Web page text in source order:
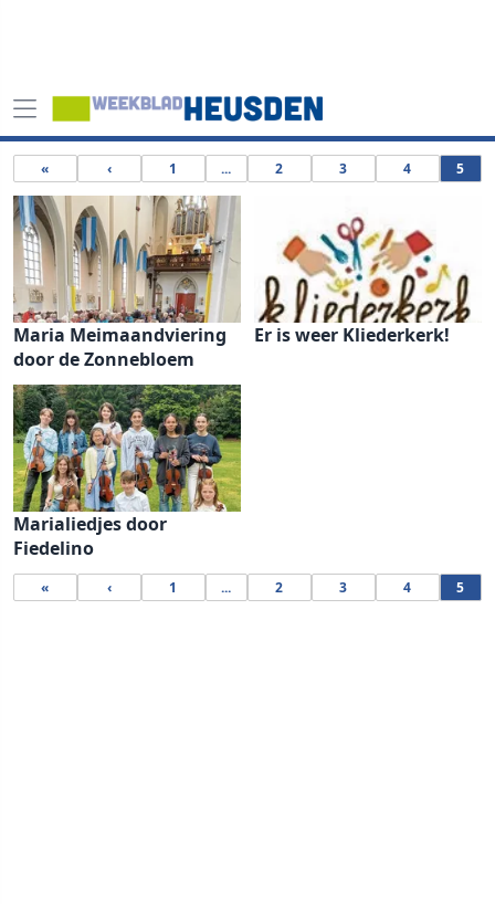
« ‹ 1 ... 2 3 4 5
Maria Meimaandviering
door de Zonnebloem
Er is weer Kliederkerk!
Marialiedjes door
Fiedelino
« ‹ 1 ... 2 3 4 5